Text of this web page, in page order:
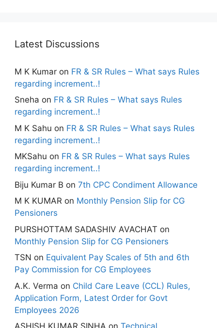
Latest Discussions
M K Kumar on FR & SR Rules – What says Rules
regarding increment..!
Sneha on FR & SR Rules – What says Rules
regarding increment..!
M K Sahu on FR & SR Rules – What says Rules
regarding increment..!
MKSahu on FR & SR Rules – What says Rules
regarding increment..!
Biju Kumar B on 7th CPC Condiment Allowance
M K KUMAR on Monthly Pension Slip for CG
Pensioners
PURSHOTTAM SADASHIV AVACHAT on
Monthly Pension Slip for CG Pensioners
TSN on Equivalent Pay Scales of 5th and 6th
Pay Commission for CG Employees
A.K. Verma on Child Care Leave (CCL) Rules,
Application Form, Latest Order for Govt
Employees 2026
ASHISH KUMAR SINHA on Technical